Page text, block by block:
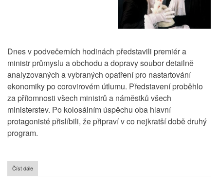
Dnes v podvečerních hodinách představili premiér a
ministr průmyslu a obchodu a dopravy soubor detailně
analyzovaných a vybraných opatření pro nastartování
ekonomiky po corovirovém útlumu. Představení proběhlo
za přítomnosti všech ministrů a náměstků všech
ministerstev. Po kolosálním úspěchu oba hlavní
protagonisté přislíbili, že připraví v co nejkratší době druhý
program.
Číst dále
Program